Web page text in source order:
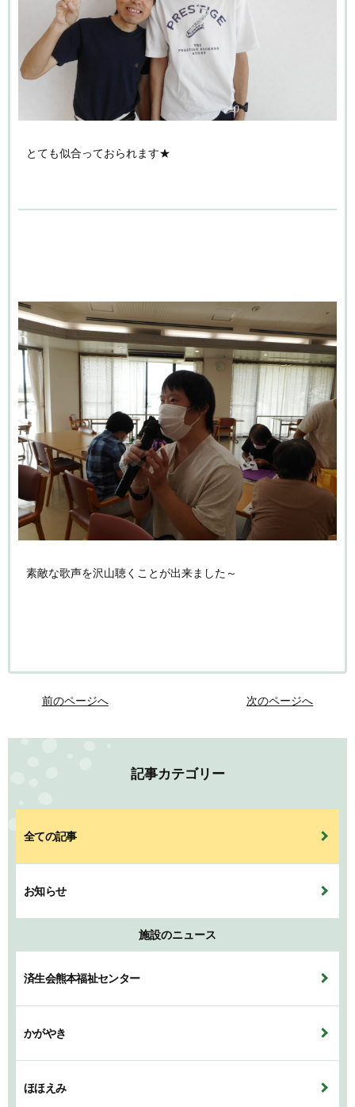
記事カテゴリー
全ての記事
お知らせ
施設のニュース
済生会熊本福祉センター
かがやき
ほほえみ
とても似合っておられます★
素敵な歌声を沢山聴くことが出来ました～
前のページへ 次のページへ